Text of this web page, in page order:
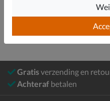
Gratisverzending en
Achteraf betalen